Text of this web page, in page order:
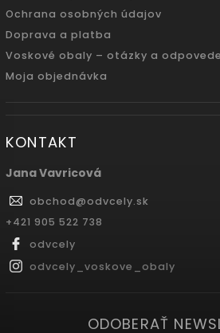
Ochrana osobných údajov
Doprava a platba
Voskové obaly – otázky a odpovede
Moja objednávka
KONTAKT
Jana Vavricová
obchod@odvcely.sk
+421 905 522 738
odvcely
odvcely_voskove_obaly
ODOBERAŤ